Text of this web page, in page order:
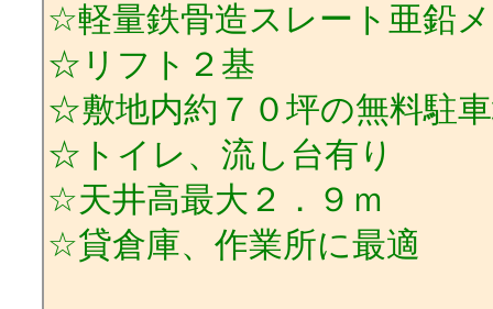
☆軽量鉄骨造スレート亜鉛
☆リフト２基
☆敷地内約７０坪の無料駐
☆トイレ、流し台有り
☆天井高最大２．９ｍ
☆貸倉庫、作業所に最適